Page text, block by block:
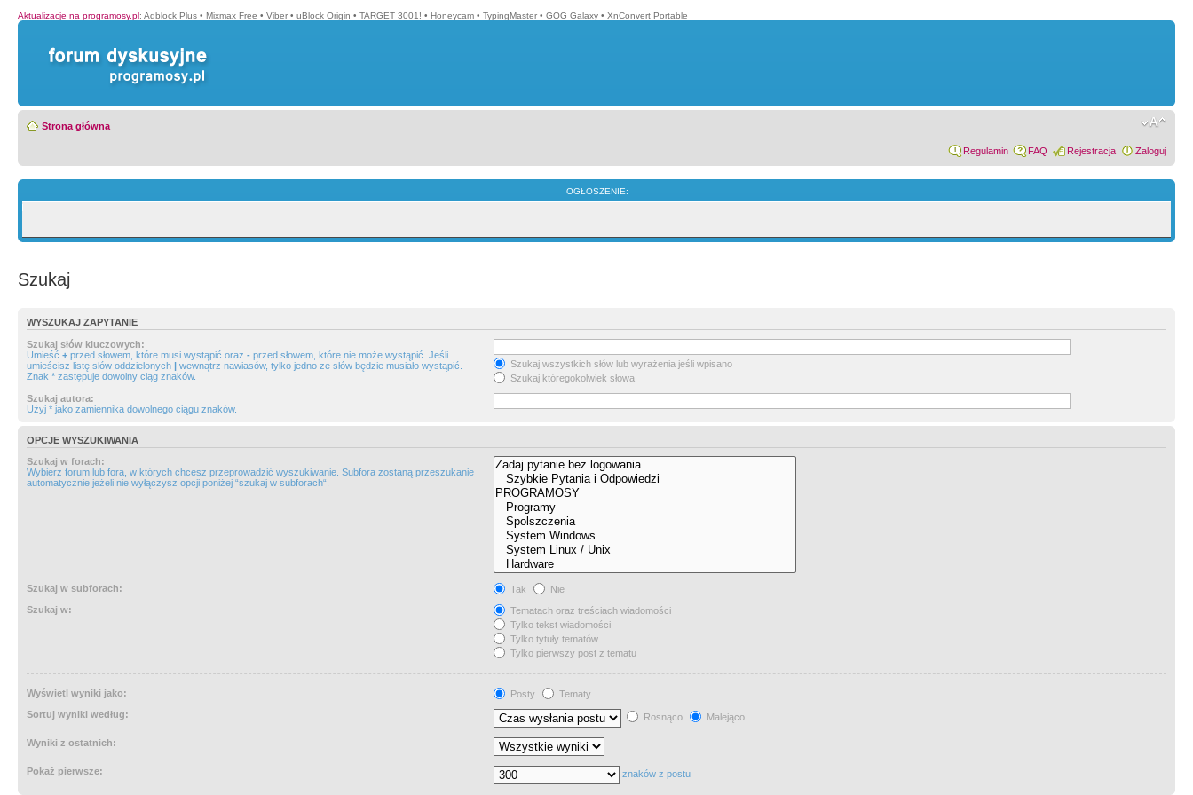
Aktualizacje na programosy.pl: Adblock Plus • Mixmax Free • Viber • uBlock Origin • TARGET 3001! • Honeycam • TypingMaster • GOG Galaxy • XnConvert Portable
Strona główna
Regulamin FAQ Rejestracja Zaloguj
OGŁOSZENIE:
Szukaj
WYSZUKAJ ZAPYTANIE
Szukaj słów kluczowych:
Umieść + przed słowem, które musi wystąpić oraz - przed słowem, które nie może wystąpić. Jeśli
umieścisz listę słów oddzielonych | wewnątrz nawiasów, tylko jedno ze słów będzie musiało wystąpić.
Znak * zastępuje dowolny ciąg znaków.
Szukaj wszystkich słów lub wyrażenia jeśli wpisano
Szukaj któregokolwiek słowa
Szukaj autora:
Użyj * jako zamiennika dowolnego ciągu znaków.
OPCJE WYSZUKIWANIA
Szukaj w forach:
Wybierz forum lub fora, w których chcesz przeprowadzić wyszukiwanie. Subfora zostaną przeszukanie
automatycznie jeżeli nie wyłączysz opcji poniżej “szukaj w subforach“.
Szukaj w subforach: Tak
Nie
Szukaj w:
Tematach oraz treściach wiadomości
Tylko tekst wiadomości
Tylko tytuły tematów
Tylko pierwszy post z tematu
Wyświetl wyniki jako: Posty
Tematy
Sortuj wyniki według:
Rosnąco Malejąco
Wyniki z ostatnich:
Pokaż pierwsze: znaków z postu